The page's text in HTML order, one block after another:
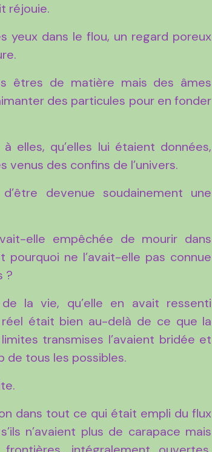
réjouie.
yeux dans le flou, un regard poreux
êtres de matière mais des âmes
des particules pour en fonder
elles, qu’elles lui étaient données,
des confins de l’univers.
devenue soudainement une
elle empêchée de mourir dans
pourquoi ne l’avait-elle pas connue
?
la vie, qu’elle en avait ressenti
réel était bien au-delà de ce que la
transmises l’avaient bridée et
de tous les possibles.
dans tout ce qui était empli du flux
n’avaient plus de carapace mais